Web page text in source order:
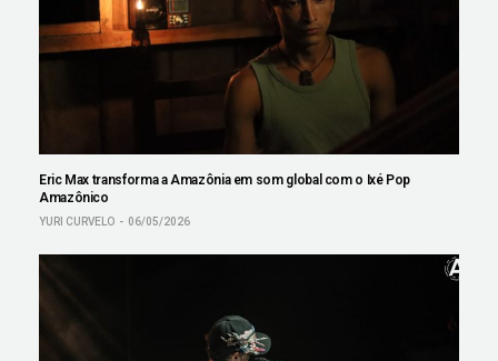
Eric Max transforma a Amazônia em som global com o Ixé Pop
Amazônico
YURI CURVELO 06/05/2026